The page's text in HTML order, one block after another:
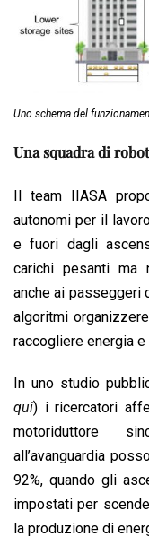
Uno schema del
Una squadra di
Il team IIASA
autonomi per il
e fuori dagli
carichi pesanti ma
anche ai passeggeri
algoritmi
raccogliere energia
In uno studio
qui) i ricercatori
motoriduttore
all’avanguardia
92%, quando gli
impostati per
la produzione di